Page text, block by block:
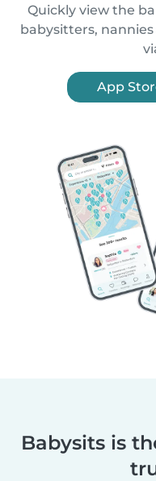
Quickly view the
babysitters,
App
Babysits is